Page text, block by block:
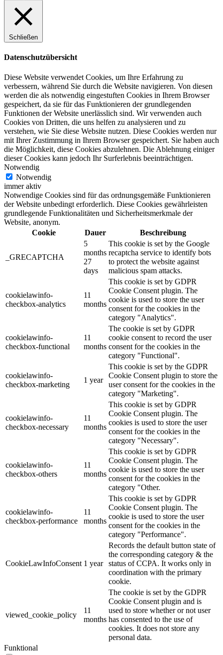
Schließen
Datenschutzübersicht
Diese Website verwendet Cookies, um Ihre Erfahrung zu
verbessern, während Sie durch die Website navigieren. Von diesen
werden die als notwendig eingestuften Cookies in Ihrem Browser
gespeichert, da sie für das Funktionieren der grundlegenden
Funktionen der Website unerlässlich sind. Wir verwenden auch
Cookies von Dritten, die uns helfen zu analysieren und zu
verstehen, wie Sie diese Website nutzen. Diese Cookies werden nur
mit Ihrer Zustimmung in Ihrem Browser gespeichert. Sie haben auch
die Möglichkeit, diese Cookies abzulehnen. Die Ablehnung einiger
dieser Cookies kann jedoch Ihr Surferlebnis beeinträchtigen.
Notwendig
Notwendig
immer aktiv
Notwendige Cookies sind für das ordnungsgemäße Funktionieren
der Website unbedingt erforderlich. Diese Cookies gewährleisten
grundlegende Funktionalitäten und Sicherheitsmerkmale der
Website, anonym.
Cookie
Dauer Beschreibung
_GRECAPTCHA
5
months
27
days
This cookie is set by the Google
recaptcha service to identify bots
to protect the website against
malicious spam attacks.
cookielawinfo-
checkbox-analytics
11
months
This cookie is set by GDPR
Cookie Consent plugin. The
cookie is used to store the user
consent for the cookies in the
category "Analytics".
cookielawinfo-
checkbox-functional
11
months
The cookie is set by GDPR
cookie consent to record the user
consent for the cookies in the
category "Functional".
cookielawinfo-
checkbox-marketing
1 year
This cookie is set by the GDPR
Cookie Consent plugin to store the
user consent for the cookies in the
category "Marketing".
cookielawinfo-
checkbox-necessary
11
months
This cookie is set by GDPR
Cookie Consent plugin. The
cookies is used to store the user
consent for the cookies in the
category "Necessary".
cookielawinfo-
checkbox-others
11
months
This cookie is set by GDPR
Cookie Consent plugin. The
cookie is used to store the user
consent for the cookies in the
category "Other.
cookielawinfo-
checkbox-performance
11
months
This cookie is set by GDPR
Cookie Consent plugin. The
cookie is used to store the user
consent for the cookies in the
category "Performance".
CookieLawInfoConsent 1 year
Records the default button state of
the corresponding category & the
status of CCPA. It works only in
coordination with the primary
cookie.
viewed_cookie_policy
11
months
The cookie is set by the GDPR
Cookie Consent plugin and is
used to store whether or not user
has consented to the use of
cookies. It does not store any
personal data.
Funktional